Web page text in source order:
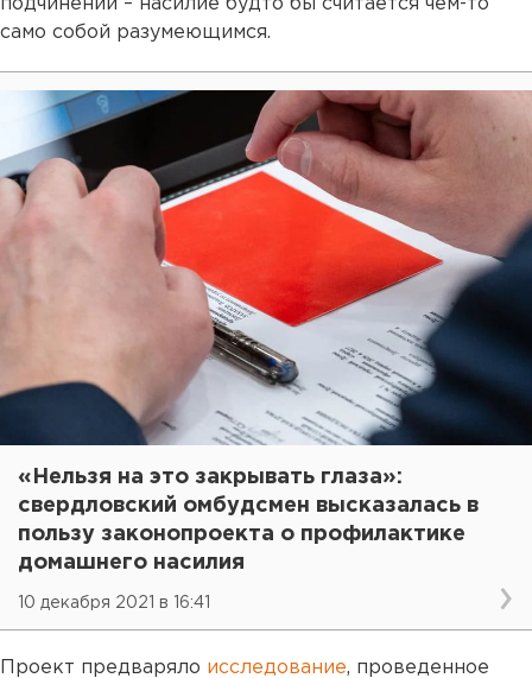
подчинении – насилие будто бы считается чем-то
само собой разумеющимся.
«Нельзя на это закрывать глаза»:
свердловский омбудсмен высказалась в
пользу законопроекта о профилактике
домашнего насилия
10 декабря 2021 в 16:41
Проект предваряло исследование, проведенное